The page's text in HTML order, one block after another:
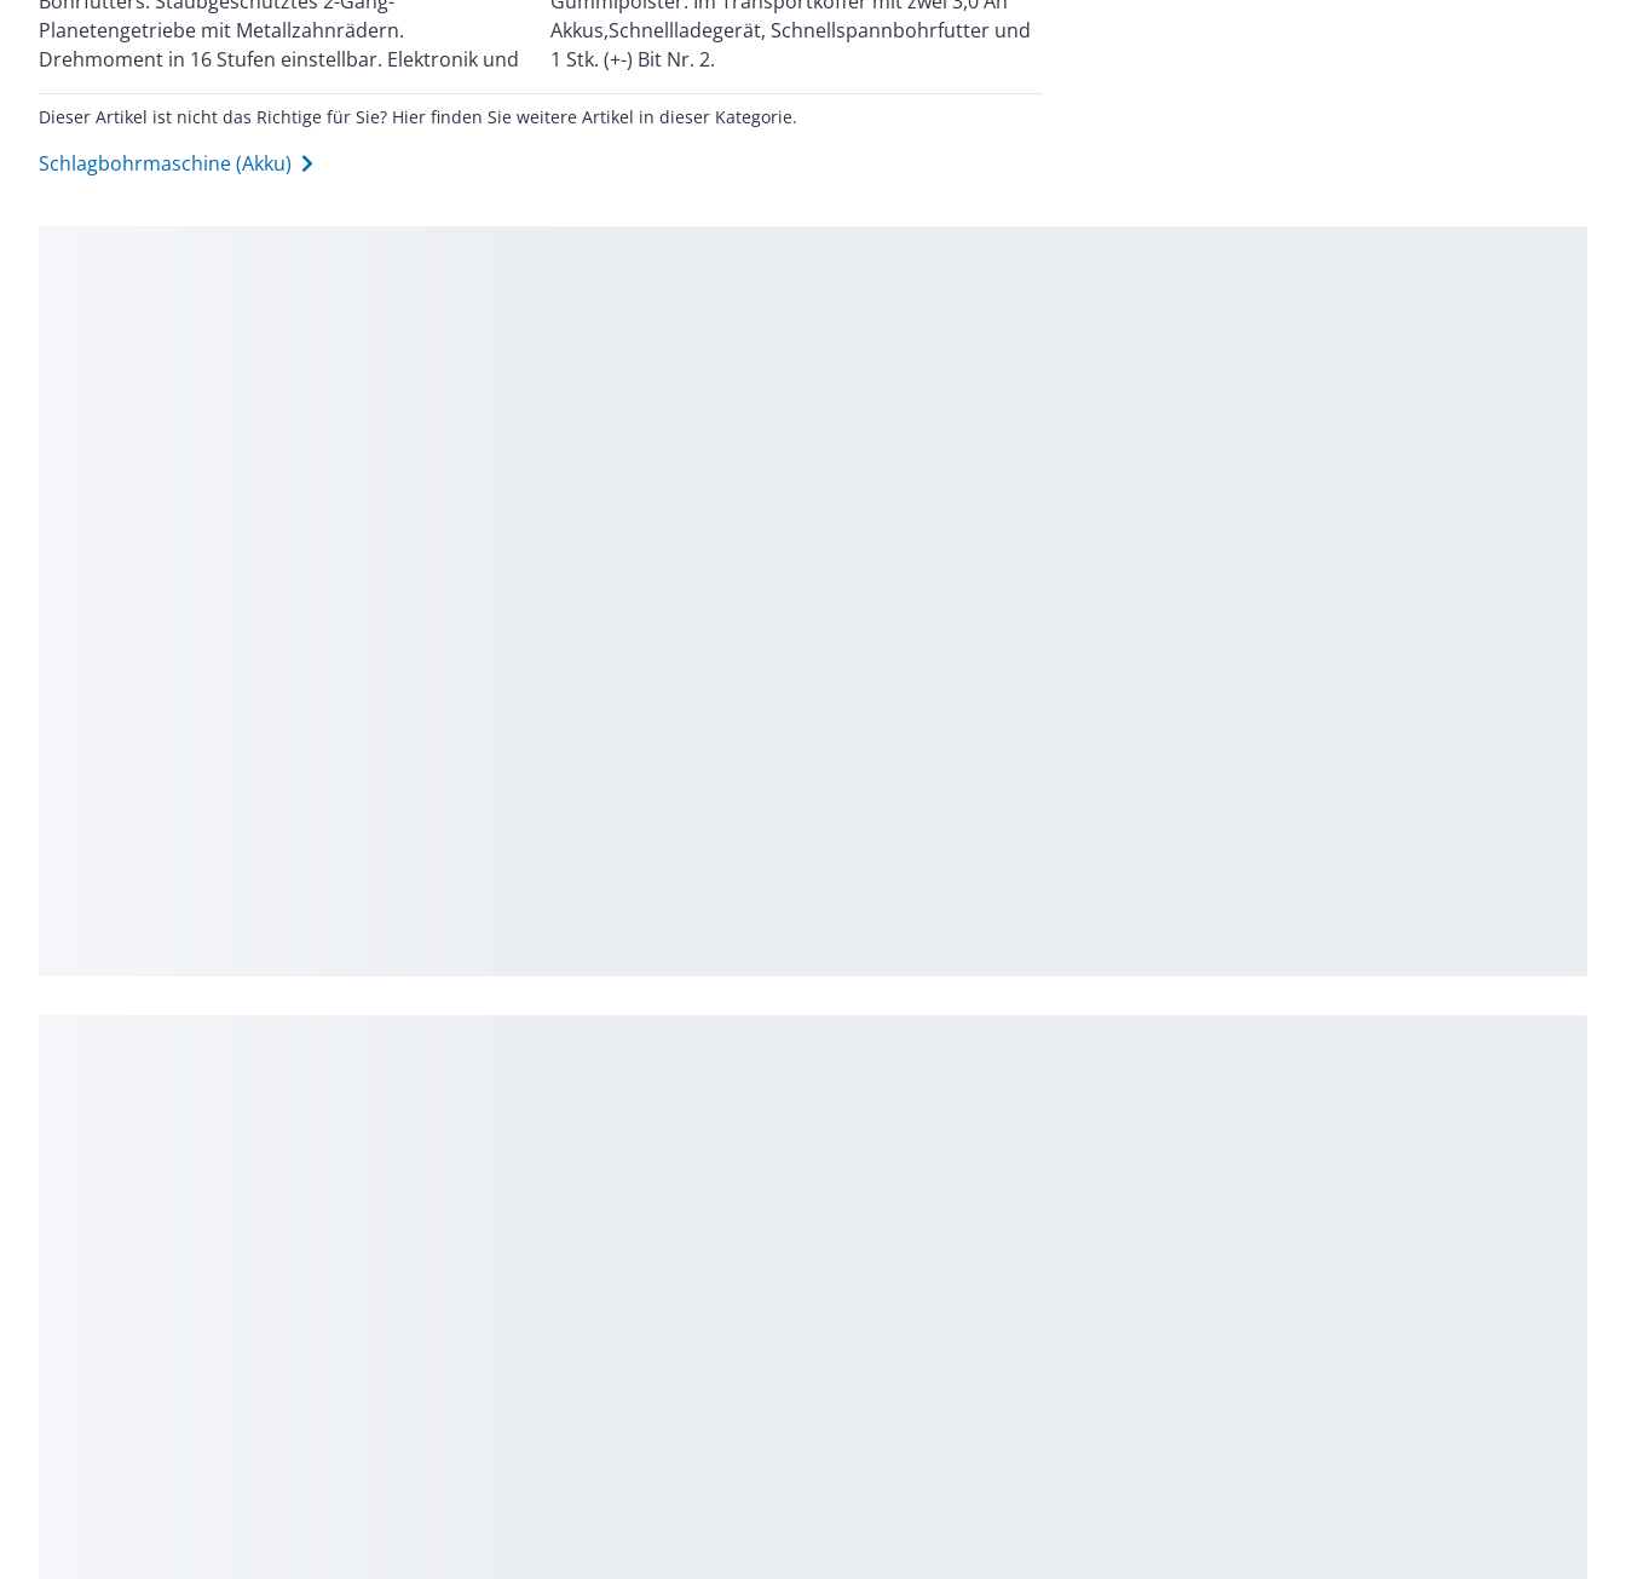
Planetengetriebe mit Metallzahnrädern.
Drehmoment in 16 Stufen einstellbar. Elektronik und
Akkus,Schnellladegerät, Schnellspannbohrfutter und
1 Stk. (+-) Bit Nr. 2.
Dieser Artikel ist nicht das Richtige für Sie? Hier finden Sie weitere Artikel in dieser Kategorie.
Schlagbohrmaschine (Akku)